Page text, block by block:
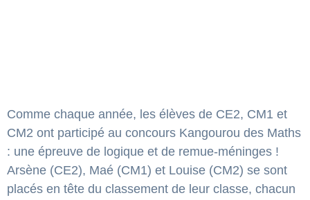
Comme chaque année, les élèves de CE2, CM1 et
CM2 ont participé au concours Kangourou des Maths
: une épreuve de logique et de remue-méninges !
Arsène (CE2), Maé (CM1) et Louise (CM2) se sont
placés en tête du classement de leur classe, chacun